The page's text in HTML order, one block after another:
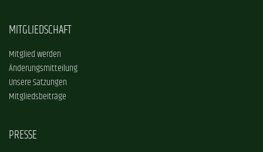
MITGLIEDSCHAFT
Mitglied werden
Änderungsmitteilung
Unsere Satzungen
Mitgliedsbeiträge
PRESSE